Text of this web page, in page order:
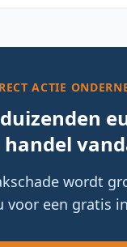
ACTIE
wordt
voor een gratis